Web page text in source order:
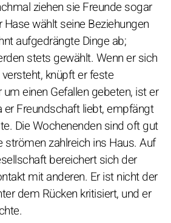
ziehen sie Freunde sogar
wählt seine Beziehungen
aufgedrängte Dinge ab;
stets gewählt. Wenn er sich
knüpft er feste
einen Gefallen gebeten, ist er
er Freundschaft liebt, empfängt
Die Wochenenden sind oft gut
strömen zahlreich ins Haus. Auf
bereichert sich der
mit anderen. Er ist nicht der
dem Rücken kritisiert, und er